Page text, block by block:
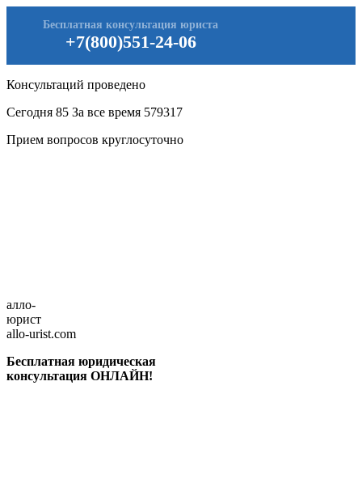
+7(800)551-24-06
Бесплатная консультация юриста
Консультаций проведено
Сегодня 85 За все время 579317
Прием вопросов круглосуточно
алло-
юрист
allo-urist.com
Бесплатная юридическая
консультация ОНЛАЙН!